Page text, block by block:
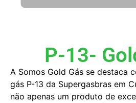
P-13-
A Somos Gold Gás se destaca
gás P-13 da Supergasbras em
não apenas um produto de